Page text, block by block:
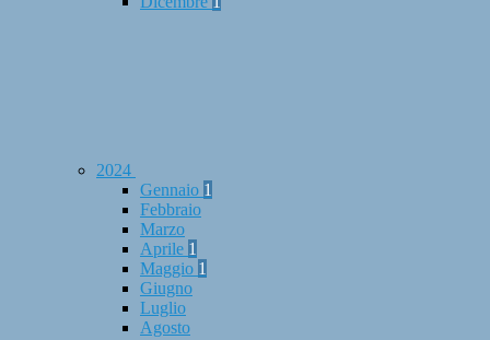
2024
Gennaio 1
Febbraio
Marzo
Aprile 1
Maggio 1
Giugno
Luglio
Agosto